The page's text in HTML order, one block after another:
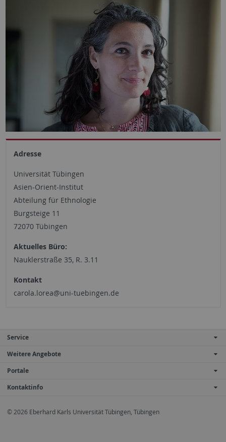
Adresse
Universität Tübingen
Asien-Orient-Institut
Abteilung für Ethnologie
Burgsteige 11
72070 Tübingen
Aktuelles Büro:
Nauklerstraße 35, R. 3.11
Kontakt
carola.lorea@uni-tuebingen.de
Service
Weitere Angebote
Portale
Kontaktinfo
© 2026 Eberhard Karls Universität Tübingen, Tübingen